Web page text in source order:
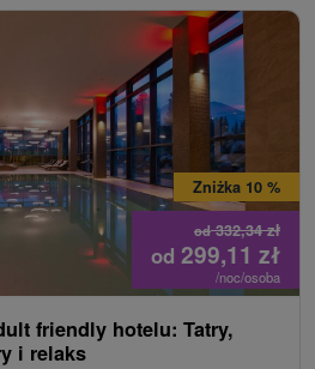
od332,34zł
Zniżka 10 %
od 299,11 zł
/noc/osoba
friendly hotelu: Tatry,
i relaks